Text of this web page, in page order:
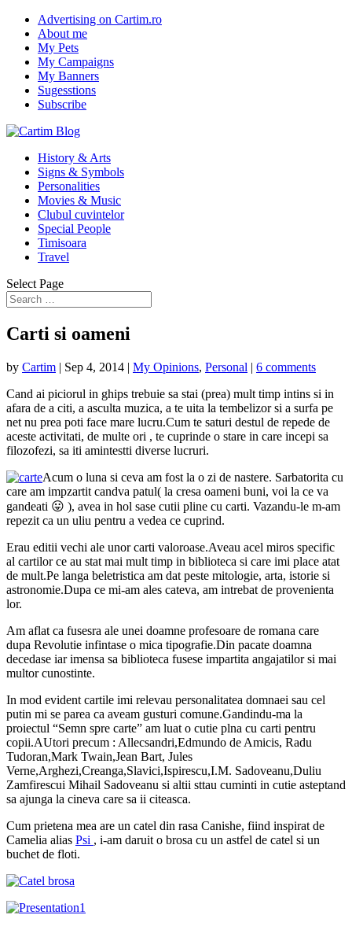
Advertising on Cartim.ro
About me
My Pets
My Campaigns
My Banners
Sugesstions
Subscribe
History & Arts
Signs & Symbols
Personalities
Movies & Music
Clubul cuvintelor
Special People
Timisoara
Travel
Select Page
Carti si oameni
by Cartim | Sep 4, 2014 | My Opinions, Personal | 6 comments
Cand ai piciorul in ghips trebuie sa stai (prea) mult timp intins si in
afara de a citi, a asculta muzica, a te uita la tembelizor si a surfa pe
net nu prea poti face mare lucru.Cum te saturi destul de repede de
aceste activitati, de multe ori , te cuprinde o stare in care incepi sa
filozofezi, sa iti amintestti diverse lucruri.
Acum o luna si ceva am fost la o zi de nastere. Sarbatorita cu
care am impzartit candva patul( la cresa oameni buni, voi la ce va
gandeati 😛 ), avea in hol sase cutii pline cu carti. Vazandu-le m-am
repezit ca un uliu pentru a vedea ce cuprind.
Erau editii vechi ale unor carti valoroase.Aveau acel miros specific
al cartilor ce au stat mai mult timp in biblioteca si care imi place atat
de mult.Pe langa beletristica am dat peste mitologie, arta, istorie si
astronomie.Dupa ce mi-am ales cateva, am intrebat de provenienta
lor.
Am aflat ca fusesra ale unei doamne profesoare de romana care
dupa Revolutie infintase o mica tipografie.Din pacate doamna
decedase iar imensa sa biblioteca fusese impartita angajatilor si mai
multor cunostinte.
In mod evident cartile imi relevau personalitatea domnaei sau cel
putin mi se parea ca aveam gusturi comune.Gandindu-ma la
proiectul “Semn spre carte” am luat o cutie plna cu carti pentru
copii.AUtori precum : Allecsandri,Edmundo de Amicis, Radu
Tudoran,Mark Twain,Jean Bart, Jules
Verne,Arghezi,Creanga,Slavici,Ispirescu,I.M. Sadoveanu,Duliu
Zamfirescui Mihail Sadoveanu si altii sttau cuminti in cutie asteptand
sa ajunga la cineva care sa ii citeasca.
Cum prietena mea are un catel din rasa Canishe, fiind inspirat de
Camelia alias Psi , i-am daruit o brosa cu un astfel de catel si un
buchet de floti.